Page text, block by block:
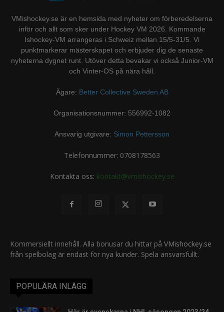
VMishockey.se är en hemsida med nyheter om förberedelserna
inför och allt som sker under Hockey VM 2026. Kommande
Ishockey-VM arrangeras i Schweiz mellan 15/5-31/5. Vi
punktmarkerar mästerskapet och erbjuder dig de senaste
nyheterna dygnet runt. Utöver detta bevakar vi också Junior-VM
och Vinter-OS på nära håll.
Ägare: Better Collective Sweden AB
Organisationsnummer: 556992-1082
Ansvarig utgivare: Simon Pettersson
Telefonnummer: 0708178563
Kontakta oss: kontakt@vmishockey.se
Kommersiellt innehåll. Alla bonusar du hittar på VMishockey.se
från spelbolag är endast för nya kunder. Spela ansvarsfullt.
POPULÄRA INLÄGG